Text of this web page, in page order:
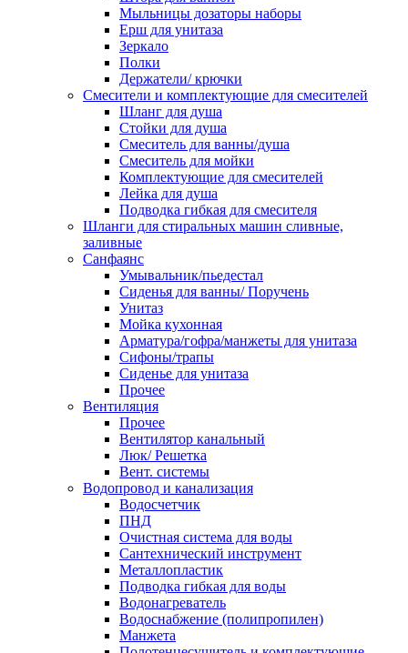
Мыльницы дозаторы наборы
Ерш для унитаза
Зеркало
Полки
Держатели/ крючки
Смесители и комплектующие для смесителей
Шланг для душа
Стойки для душа
Смеситель для ванны/душа
Смеситель для мойки
Комплектующие для смесителей
Лейка для душа
Подводка гибкая для смесителя
Шланги для стиральных машин сливные,
заливные
Санфаянс
Умывальник/пьедестал
Сиденья для ванны/ Поручень
Унитаз
Мойка кухонная
Арматура/гофра/манжеты для унитаза
Сифоны/трапы
Сиденье для унитаза
Прочее
Вентиляция
Прочее
Вентилятор канальный
Люк/ Решетка
Вент. системы
Водопровод и канализация
Водосчетчик
ПНД
Очистная система для воды
Сантехнический инструмент
Металлопластик
Подводка гибкая для воды
Водонагреватель
Водоснабжение (полипропилен)
Манжета